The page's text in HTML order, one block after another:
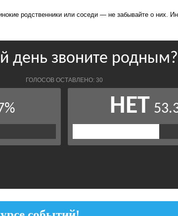
родственники или соседи — не забывайте о них.